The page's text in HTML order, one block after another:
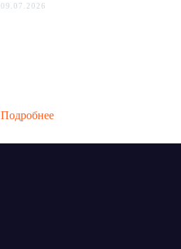
09.07.2026
Подробнее
Youtube